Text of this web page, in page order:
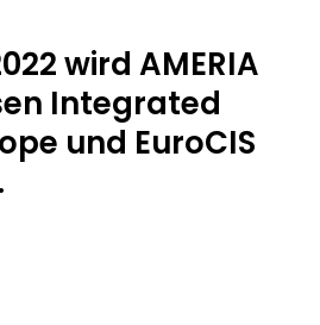
wird AMERIA
Integrated
und EuroCIS